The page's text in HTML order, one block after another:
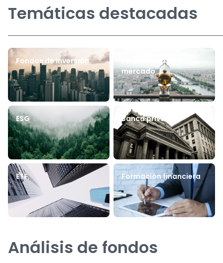
Temáticas destacadas
Fondos de inversión
Perspectivas de
mercado
ESG Banca privada
ETF Formación financiera
Análisis de fondos